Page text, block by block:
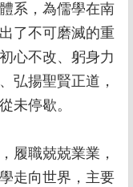
系，為儒學在南
了不可磨滅的重
心不改、躬身力
弘揚聖賢正道，
未停歇。
履職兢兢業業，
走向世界，主要